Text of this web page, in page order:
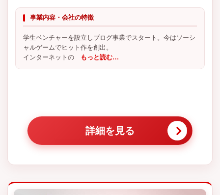
事業内容・会社の特徴
学生ベンチャーを設立しブログ事業でスタート。今はソーシ
ャルゲームでヒット作を創出。
インターネットの もっと読む…
詳細を見る